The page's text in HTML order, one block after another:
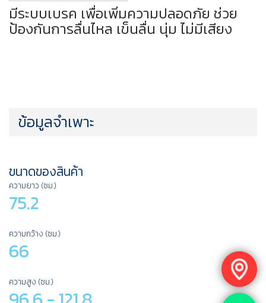
มีระบบเบรค เพื่อเพิ่มความปลอดภัย ช่วย
ป้องกันการลื่นไหล เข็นลื่น นุ่ม ไม่มีเสียง
ข้อมูลจำเพาะ
ขนาดของสินค้า
ความยาว (ซม.)
75.2
ความกว้าง (ซม.)
66
ความสูง (ซม.)